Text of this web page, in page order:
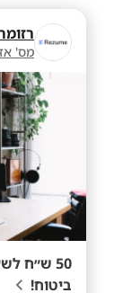
מס'
50 ש״ח
ביטוח!